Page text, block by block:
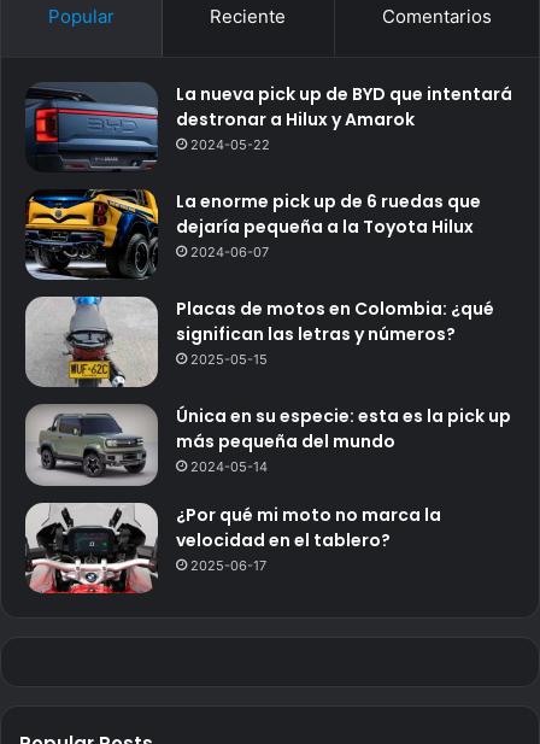
Popular Reciente Comentarios
La nueva pick up de BYD que intentará
destronar a Hilux y Amarok
2024-05-22
La enorme pick up de 6 ruedas que
dejaría pequeña a la Toyota Hilux
2024-06-07
Placas de motos en Colombia: ¿qué
significan las letras y números?
2025-05-15
Única en su especie: esta es la pick up
más pequeña del mundo
2024-05-14
¿Por qué mi moto no marca la
velocidad en el tablero?
2025-06-17